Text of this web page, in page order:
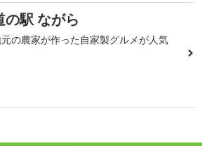
の駅 ながら
の農家が作った自家製グルメが人気